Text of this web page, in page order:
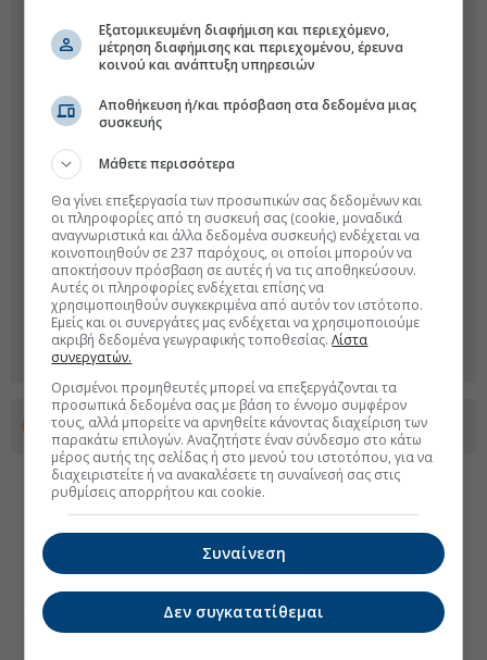
Προσθέστε το euro2day.gr στο Discover
Εξατομικευμένη διαφήμιση και περιεχόμενο,
μέτρηση διαφήμισης και περιεχομένου, έρευνα
κοινού και ανάπτυξη υπηρεσιών
Αποθήκευση ή/και πρόσβαση στα δεδομένα μιας
συσκευής
Μάθετε περισσότερα
Θα γίνει επεξεργασία των προσωπικών σας δεδομένων και
οι πληροφορίες από τη συσκευή σας (cookie, μοναδικά
αναγνωριστικά και άλλα δεδομένα συσκευής) ενδέχεται να
κοινοποιηθούν σε 237 παρόχους, οι οποίοι μπορούν να
αποκτήσουν πρόσβαση σε αυτές ή να τις αποθηκεύσουν.
Αυτές οι πληροφορίες ενδέχεται επίσης να
χρησιμοποιηθούν συγκεκριμένα από αυτόν τον ιστότοπο.
Εμείς και οι συνεργάτες μας ενδέχεται να χρησιμοποιούμε
ακριβή δεδομένα γεωγραφικής τοποθεσίας.Λίστα
συνεργατών.
Ορισμένοι προμηθευτές μπορεί να επεξεργάζονται τα
προσωπικά δεδομένα σας με βάση το έννομο συμφέρον
τους, αλλά μπορείτε να αρνηθείτε κάνοντας διαχείριση των
παρακάτω επιλογών. Αναζητήστε έναν σύνδεσμο στο κάτω
μέρος αυτής της σελίδας ή στο μενού του ιστοτόπου, για να
διαχειριστείτε ή να ανακαλέσετε τη συναίνεσή σας στις
ρυθμίσεις απορρήτου και cookie.
Συναίνεση
Δεν συγκατατίθεμαι